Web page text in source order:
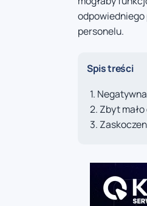
odpowiedniego
personelu.
Spis treści
Zbyt